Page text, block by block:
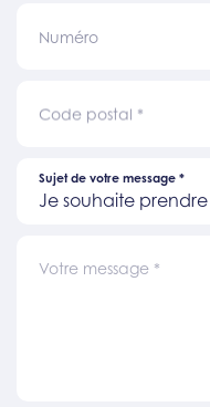
Numéro
Code postal *
Sujet de votre message *
Je souhaite
Votre message *